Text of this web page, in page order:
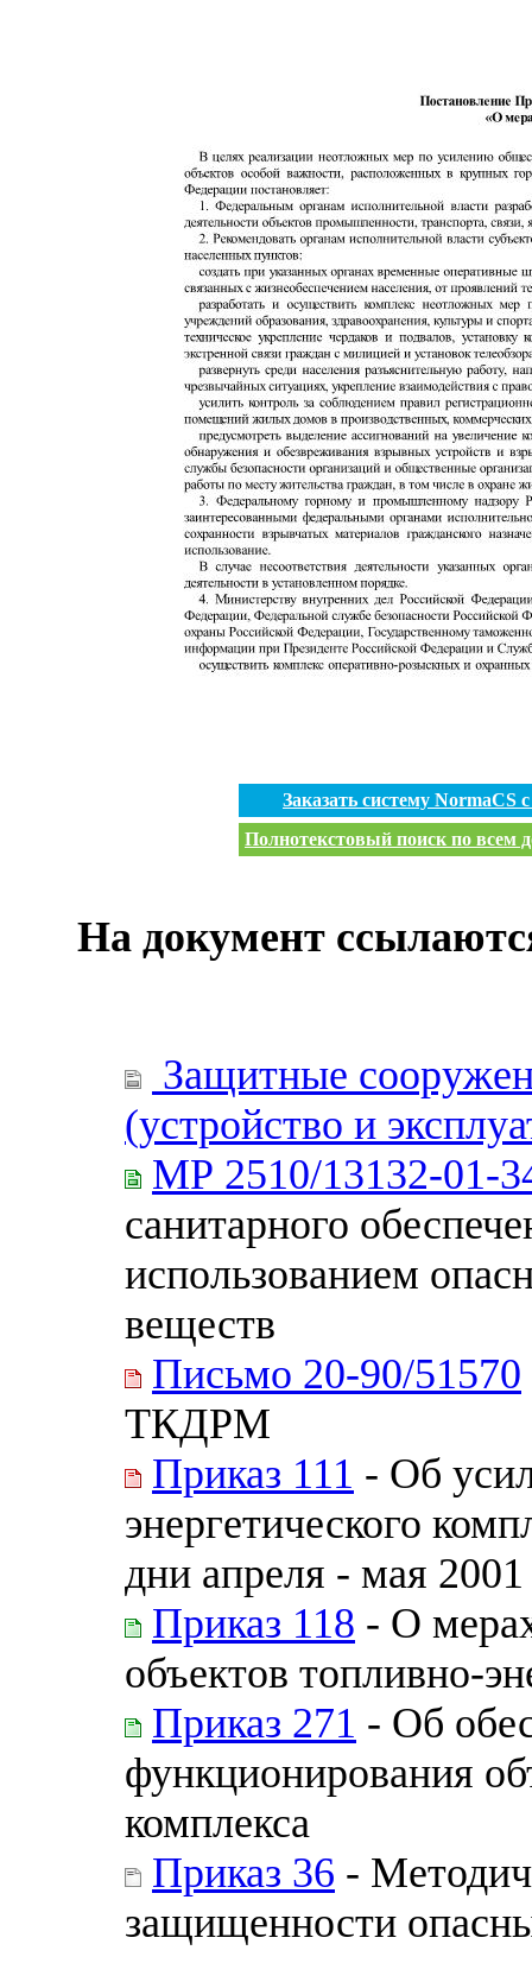
Заказать систему
Полнотекстовый поиск по всем
На документ
Защитные
(устройство и
МР 2510/13132-01-
санитарного
использованием
веществ
Письмо 20-90/51570
ТКДРМ
Приказ 111 - Об
энергетического
дни апреля - мая 2001
Приказ 118 - О
объектов топливно-
Приказ 271 - Об
функционирования
комплекса
Приказ 36 -
защищенности